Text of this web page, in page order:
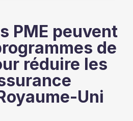
PME peuvent
de
réduire les
Uni